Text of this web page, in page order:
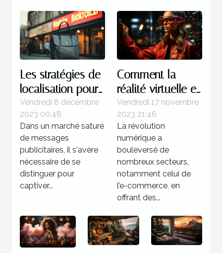
Les stratégies de
localisation pour
les publicités
gonflables à fort
impact
Vendredi 8 décembre
2023 00:48
Dans un marché saturé
de messages
publicitaires, il s'avère
nécessaire de se
distinguer pour
captiver...
Comment la
réalité virtuelle et
augmentée
révolutionne
l'expérience client
dans l'e-
commerce
Vendredi 17 novembre
2023 21:46
La révolution
numérique a
bouleversé de
nombreux secteurs,
notamment celui de
l’e-commerce, en
offrant des...